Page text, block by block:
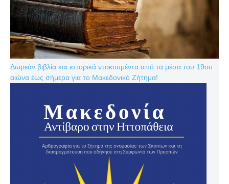
Δωρεάν βιβλία και ιστορικά ντοκουμέντα από τα μέσα του 19ου
αιώνα έως σήμερα για το Μακεδονικό Ζήτημα!